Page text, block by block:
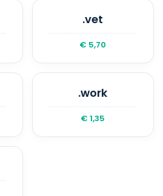
.vet
€ 5,70
.work
€ 1,35